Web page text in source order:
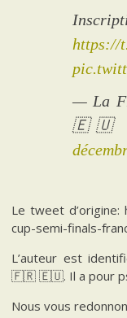
https://
— La
🇪🇺
Le tweet
cup-semi-finals-
L’auteur est
🇫🇷 🇪🇺. Il a pour
Nous vous